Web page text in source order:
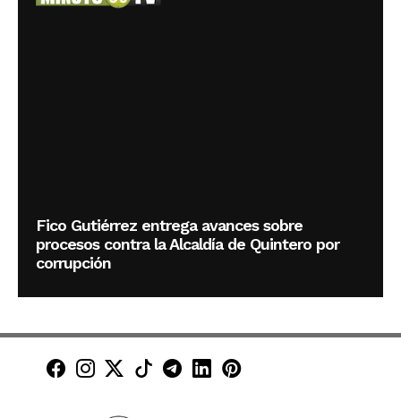
Fico Gutiérrez entrega avances sobre
procesos contra la Alcaldía de Quintero por
corrupción
Minuto30 en Facebook
Minuto30 en Instagram
Minuto30 en X (Twitter)
Minuto30 en TikTok
Canal de Minuto30 en
Minuto30 en LinkedIn
Minuto30 en